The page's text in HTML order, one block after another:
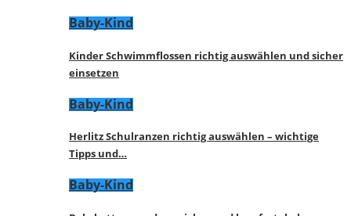
Baby-Kind
Kinder Schwimmflossen richtig auswählen und sicher
einsetzen
Baby-Kind
Herlitz Schulranzen richtig auswählen – wichtige
Tipps und…
Baby-Kind